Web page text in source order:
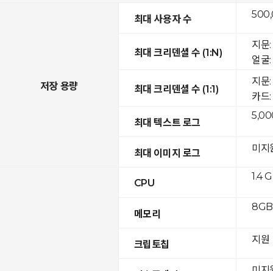
저장 용량
최대 사용자 수
최대 크리덴셜 수 (1:N)
최대 크리덴셜 수 (1:1)
최대 텍스트 로그
최대 이미지 로그
CPU
메모리
크립토칩
지
얼
지
카
미지
1.4
지원